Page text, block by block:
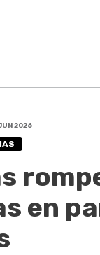
2026
en